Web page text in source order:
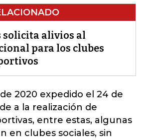
solicita alivios al
para los clubes
2020 expedido el 24 de
a la realización de
entre estas, algunas
en clubes sociales, sin